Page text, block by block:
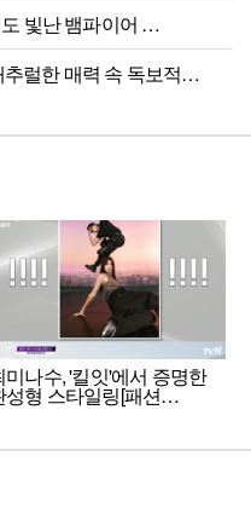
빛난 뱀파이어 …
럴한 매력 속 독보적…
미나수, '킬잇'에서 증명한
성형 스타일링[패션…